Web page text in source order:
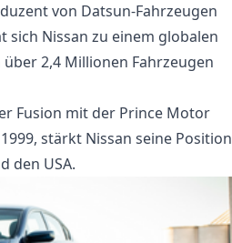
von Datsun-Fahrzeugen
Nissan zu einem globalen
2,4 Millionen Fahrzeugen
Fusion mit der Prince Motor
stärkt Nissan seine Position
den USA.